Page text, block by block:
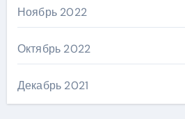
Ноябрь 2022
Октябрь 2022
Декабрь 2021